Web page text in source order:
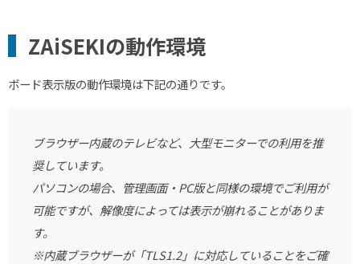
ZAiSEKIの動作環境
ボード表示版の動作環境は下記の通りです。
ブラウザー内蔵のテレビなど、大型モニターでの利用を推
奨しています。
パソコンの場合、管理画面・ PC版と同様の環境でご利用が
可能ですが、解像度によっては表示が崩れることがありま
す。
※内蔵ブラウザーが「TLS1.2」に対応していることをご確